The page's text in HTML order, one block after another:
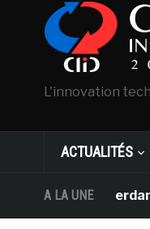
L'innovation
ACTUALITÉS
A LA UNE
d’Amsterdam et